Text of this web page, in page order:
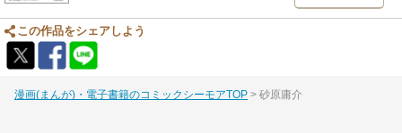
この作品をシェアしよう
漫画(まんが)・電子書籍のコミックシーモアTOP 砂原庸介